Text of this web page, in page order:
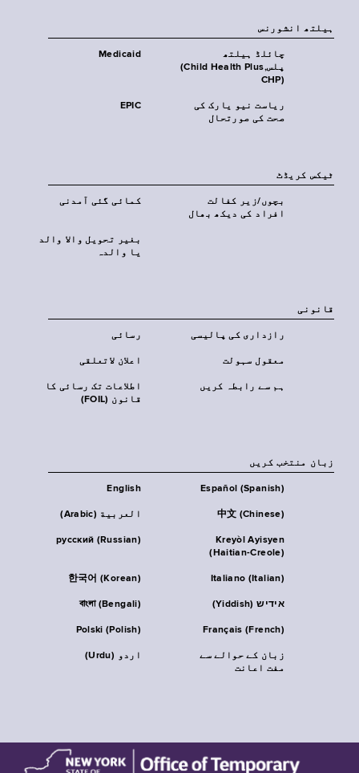
‏ہیلتھ انشورنس
Medicaid
چائلڈ ہیلتھ
پلس‎(Child Health Plus,
CHP)‎
EPIC
ریاست نیو یارک کی
صحت کی صورتحال
ٹیکس کریڈٹ
کمائی گئی آمدنی
بچوں/زیر کفالت
افراد کی دیکھ بھال
بغیر تحویل والا والد
یا والدہ
قانونی
رسائی رازداری کی پالیسی
اعلان لاتعلقی معقول سہولت
اطلاعات تک رسائی کا
قانون (FOIL)
ہم سے رابطہ کریں
زبان منتخب کریں
English Español (Spanish)
العربية (Arabic) 中文 (Chinese)
русский (Russian)
Kreyòl Ayisyen
(Haitian-Creole)
한국어 (Korean) Italiano (Italian)
বাংলা (Bengali) אידיש (Yiddish)
Polski (Polish) Français (French)
اردو (Urdu)
زبان کے حوالے سے
مفت اعانت